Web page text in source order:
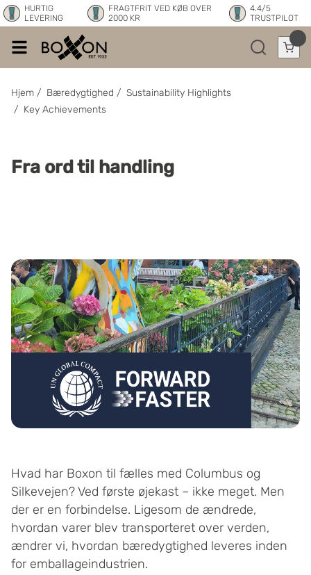
HURTIG
LEVERING
FRAGTFRIT VED KØB OVER
2000 KR
4.4/5
TRUSTPILOT
Hjem / Bæredygtighed / Sustainability Highlights
/ Key Achievements
Fra ord til handling
Hvad har Boxon til fælles med Columbus og
Silkevejen? Ved første øjekast – ikke meget. Men
der er en forbindelse. Ligesom de ændrede,
hvordan varer blev transporteret over verden,
ændrer vi, hvordan bæredygtighed leveres inden
for emballageindustrien.